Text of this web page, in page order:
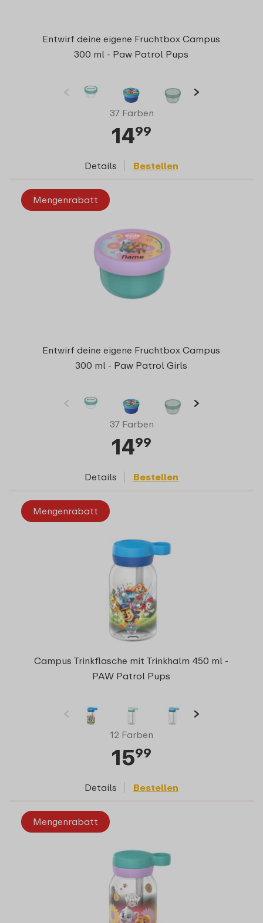
Entwirf deine eigene Fruchtbox Campus
300 ml - Paw Patrol Pups
37 Farben
1499
Details Bestellen
Mengenrabatt
Entwirf deine eigene Fruchtbox Campus
300 ml - Paw Patrol Girls
37 Farben
1499
Details Bestellen
Mengenrabatt
Campus Trinkflasche mit Trinkhalm 450 ml -
PAW Patrol Pups
12 Farben
1599
Details Bestellen
Mengenrabatt